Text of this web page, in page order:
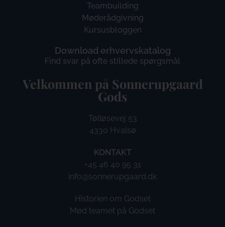
Velkommen på Sonnerupgaard
Gods​
Tølløsevej 53
4330 Hvalsø
KONTAKT
+45 46 40 95 31
info@sonnerupgaard.dk
Historien om Godset
Mød teamet på Godset
Teambuilding
Møderådgivning
Kursusbloggen
Download erhvervskatalog
Find svar på ofte stillede spørgsmål